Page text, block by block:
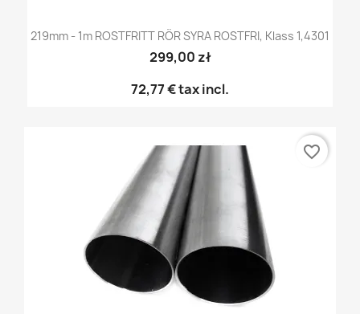
219mm - 1m ROSTFRITT RÖR SYRA ROSTFRI, Klass 1,4301
299,00 zł
72,77 €tax incl.
favorite_border